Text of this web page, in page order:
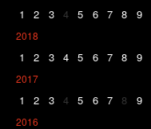
1 2 3 4 5 6 7 8 9
2018
1 2 3 4 5 6 7 8 9
2017
1 2 3 4 5 6 7 8 9
2016